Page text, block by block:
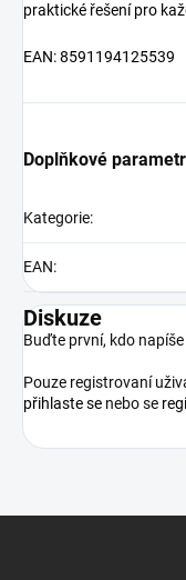
praktické řešení pro
EAN: 8591194125539
Doplňkové
Kategorie:
EAN:
Diskuze
Buďte první, kdo
Pouze registrovaní
přihlaste se nebo se